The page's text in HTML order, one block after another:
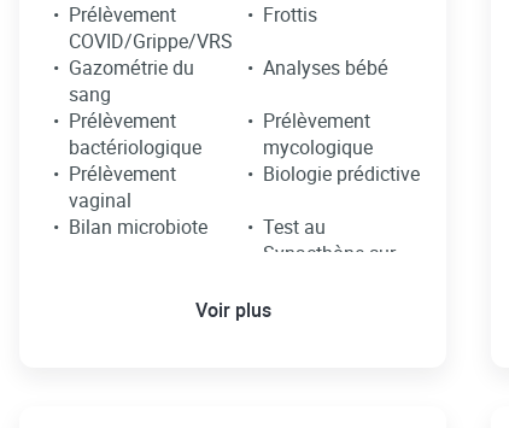
Prélèvement
COVID/Grippe/VRS
Frottis
Gazométrie du
sang
Analyses bébé
Prélèvement
bactériologique
Prélèvement
mycologique
Prélèvement
vaginal
Biologie prédictive
Bilan microbiote
Test au
Synacthène sur
Bilans sans ordo
Voir plus